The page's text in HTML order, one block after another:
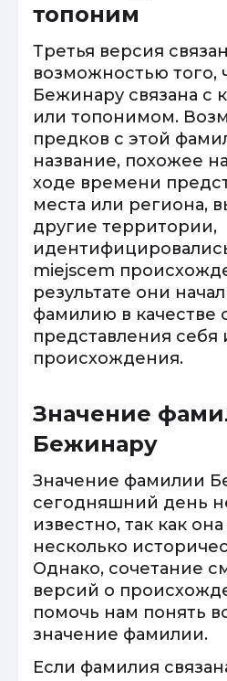
топоним
Третья версия
возможностью того,
Бежинару связана с
или топонимом.
предков с этой
название, похожее
ходе времени
места или региона,
другие территории,
miejscem
результате они
фамилию в качестве
представления себя
происхождения.
Значение
Бежинару
Значение фамилии
сегодняшний день
известно, так как
несколько
Однако, сочетание
версий о
помочь нам понять
значение фамилии.
Если фамилия